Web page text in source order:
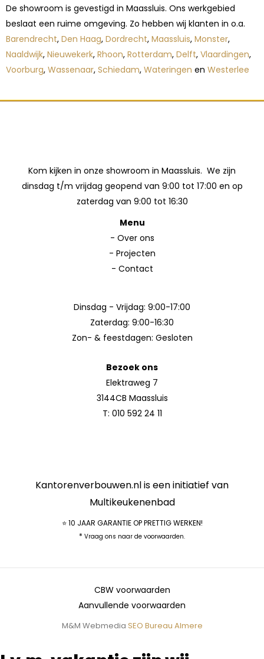
De showroom is gevestigd in Maassluis. Ons werkgebied
beslaat een ruime omgeving. Zo hebben wij klanten in o.a.
Barendrecht, Den Haag, Dordrecht, Maassluis, Monster,
Naaldwijk, Nieuwekerk, Rhoon, Rotterdam, Delft, Vlaardingen,
Voorburg, Wassenaar, Schiedam, Wateringen en Westerlee
Kom kijken in onze showroom in Maassluis. We zijn
dinsdag t/m vrijdag geopend van 9:00 tot 17:00 en op
zaterdag van 9:00 tot 16:30
Menu
- Over ons
- Projecten
- Contact
Dinsdag - Vrijdag: 9:00-17:00
Zaterdag: 9:00-16:30
Zon- & feestdagen: Gesloten
Bezoek ons
Elektraweg 7
3144CB Maassluis
T: 010 592 24 11
Kantorenverbouwen.nl is een initiatief van
Multikeukenenbad
⭐ 10 JAAR GARANTIE OP PRETTIG WERKEN!
* Vraag ons naar de voorwaarden.
CBW voorwaarden
Aanvullende voorwaarden
M&M Webmedia SEO Bureau Almere